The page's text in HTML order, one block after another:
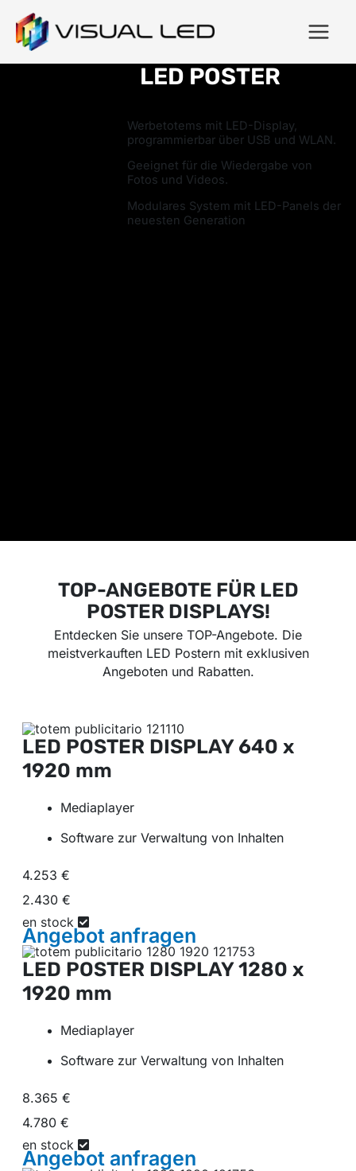
LED POSTER
Werbetotems mit LED-Display,
programmierbar über USB und WLAN.
Geeignet für die Wiedergabe von
Fotos und Videos.
Modulares System mit LED-Panels der
neuesten Generation
TOP-ANGEBOTE FÜR LED
POSTER DISPLAYS!
Entdecken Sie unsere TOP-Angebote. Die
meistverkauften LED Postern mit exklusiven
Angeboten und Rabatten.
LED POSTER DISPLAY 640 x
1920 mm
Mediaplayer
Software zur Verwaltung von Inhalten
4.253 €
2.430 €
en stock
Angebot anfragen
LED POSTER DISPLAY1280 x
1920 mm
Mediaplayer
Software zur Verwaltung von Inhalten
8.365 €
4.780 €
en stock
Angebot anfragen